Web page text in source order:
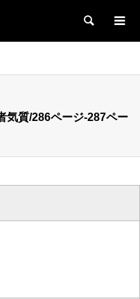
検索
質/286ページ-287ペー